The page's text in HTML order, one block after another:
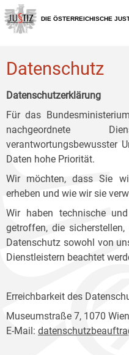
Zur
Hauptnavigation
[1]
Zum
Inhalt
[2]
Zum
Untermenü
[3]
DIE ÖSTERREICHISCHE
Datenschutz
Datenschutzerklärung
Für das
nachgeordnete
verantwortungsbewusster
Daten hohe Priorität.
Wir möchten, dass Sie
erheben und wie wir sie
Wir haben technische
getroffen, die
Datenschutz sowohl von
Dienstleistern beachtet
Erreichbarkeit des
Museumstraße 7, 1070 Wien
E-Mail: